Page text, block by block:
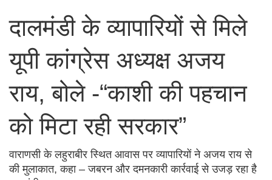
दालमंडी के व्यापारियों से मिले
यूपी कांग्रेस अध्यक्ष अजय
राय, बोले -“काशी की पहचान
को मिटा रही सरकार”
वाराणसी के लहुराबीर स्थित आवास पर व्यापारियों ने अजय राय से
की मुलाकात, कहा – जबरन और दमनकारी कार्रवाई से उजड़ रहा है